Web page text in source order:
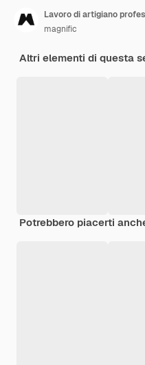
Lavoro di artigiano
magnific
Altri elementi di questa
Potrebbero piacerti